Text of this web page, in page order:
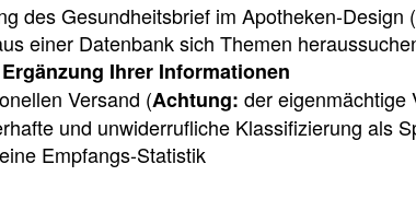
des Gesundheitsbrief im Apotheken-Design
einer Datenbank sich Themen
Ihrer Informationen
Versand (Achtung: der eigenmächtige
und unwiderrufliche Klassifizierung als
Empfangs-Statistik